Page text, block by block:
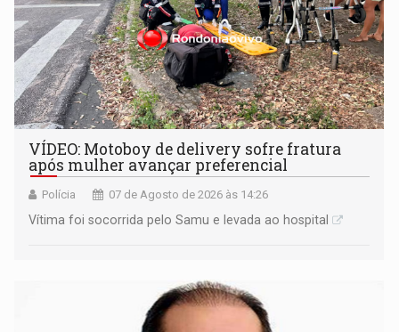
VÍDEO: Motoboy de delivery sofre fratura
após mulher avançar preferencial
Polícia 07 de Agosto de 2026 às 14:26
Vítima foi socorrida pelo Samu e levada ao hospital